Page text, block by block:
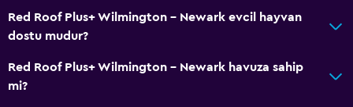
Red Roof Plus+ Wilmington - Newark evcil hayvan
dostu mudur?
Red Roof Plus+ Wilmington - Newark havuza sahip
mi?